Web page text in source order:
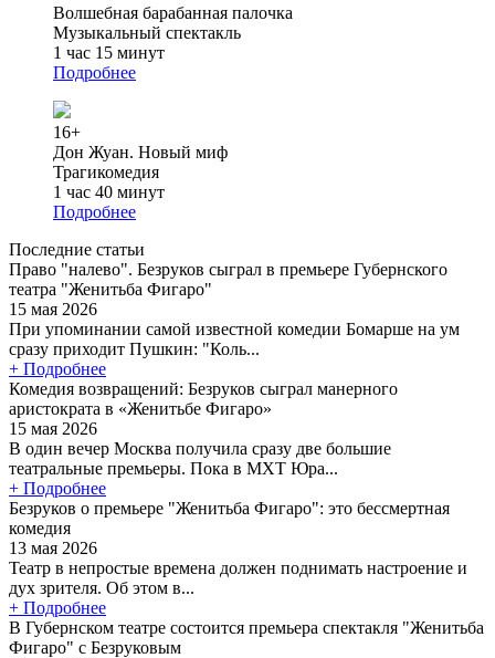
Волшебная барабанная палочка
Музыкальный спектакль
1 час 15 минут
Подробнее
16+
Дон Жуан. Новый миф
Трагикомедия
1 час 40 минут
Подробнее
Последние статьи
Право "налево". Безруков сыграл в премьере Губернского
театра "Женитьба Фигаро"
15 мая 2026
При упоминании самой известной комедии Бомарше на ум
сразу приходит Пушкин: "Коль...
+ Подробнее
Комедия возвращений: Безруков сыграл манерного
аристократа в «Женитьбе Фигаро»
15 мая 2026
В один вечер Москва получила сразу две большие
театральные премьеры. Пока в МХТ Юра...
+ Подробнее
Безруков о премьере "Женитьба Фигаро": это бессмертная
комедия
13 мая 2026
Театр в непростые времена должен поднимать настроение и
дух зрителя. Об этом в...
+ Подробнее
В Губернском театре состоится премьера спектакля "Женитьба
Фигаро" с Безруковым